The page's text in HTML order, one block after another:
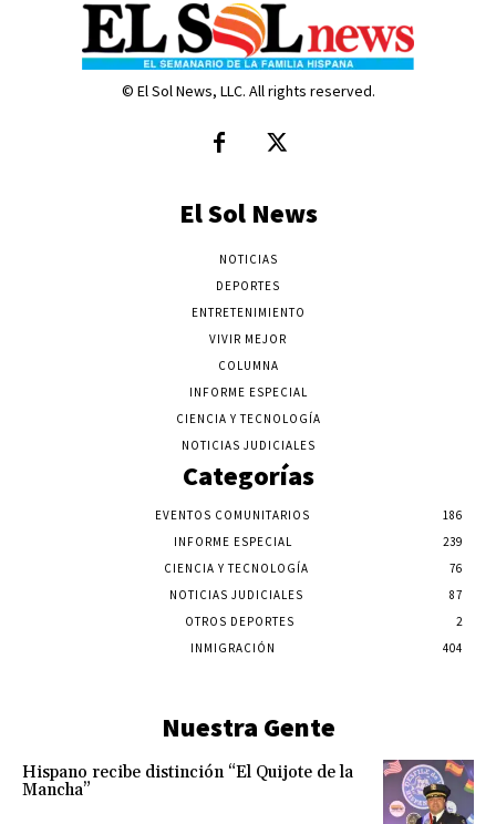
© El Sol News, LLC. All rights reserved.
El Sol News
NOTICIAS
DEPORTES
ENTRETENIMIENTO
VIVIR MEJOR
COLUMNA
INFORME ESPECIAL
CIENCIA Y TECNOLOGÍA
NOTICIAS JUDICIALES
Categorías
EVENTOS COMUNITARIOS
186
INFORME ESPECIAL
239
CIENCIA Y TECNOLOGÍA
76
NOTICIAS JUDICIALES
87
OTROS DEPORTES
2
INMIGRACIÓN
404
Nuestra Gente
Hispano recibe distinción “El Quijote de la
Mancha”